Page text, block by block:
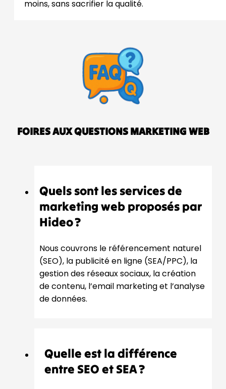
moins, sans sacrifier la qualité.
FOIRES AUX QUESTIONS MARKETING WEB
Quels sont les services de
marketing web proposés par
Hideo ?
Nous couvrons le référencement naturel
(SEO), la publicité en ligne (SEA/PPC), la
gestion des réseaux sociaux, la création
de contenu, l’email marketing et l’analyse
de données.
Quelle est la différence
entre SEO et SEA ?